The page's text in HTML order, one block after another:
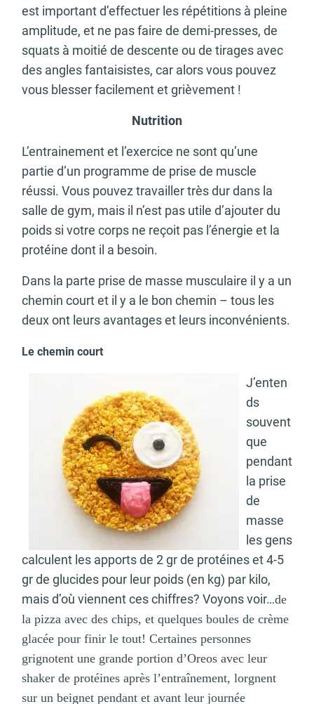
est important d’effectuer les répétitions à pleine
amplitude, et ne pas faire de demi-presses, de
squats à moitié de descente ou de tirages avec
des angles fantaisistes, car alors vous pouvez
vous blesser facilement et grièvement !
Nutrition
L’entrainement et l’exercice ne sont qu’une
partie d’un programme de prise de muscle
réussi. Vous pouvez travailler très dur dans la
salle de gym, mais il n’est pas utile d’ajouter du
poids si votre corps ne reçoit pas l’énergie et la
protéine dont il a besoin.
Dans la parte prise de masse musculaire il y a un
chemin court et il y a le bon chemin – tous les
deux ont leurs avantages et leurs inconvénients.
Le chemin court
J’enten
ds
souvent
que
pendant
la prise
de
masse
les gens
calculent les apports de 2 gr de protéines et 4-5
gr de glucides pour leur poids (en kg) par kilo,
mais d’où viennent ces chiffres? Voyons voir…de
la pizza avec des chips, et quelques boules de crème
glacée pour finir le tout! Certaines personnes
grignotent une grande portion d’Oreos avec leur
shaker de protéines après l’entraînement, lorgnent
sur un beignet pendant et avant leur journée